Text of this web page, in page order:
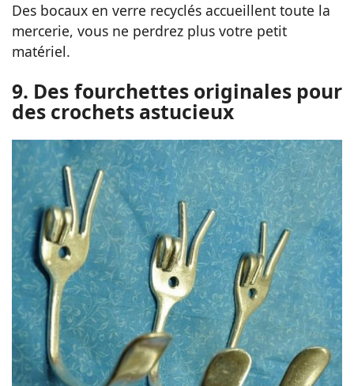
Des bocaux en verre recyclés accueillent toute la
mercerie, vous ne perdrez plus votre petit
matériel.
9. Des fourchettes originales pour
des crochets astucieux